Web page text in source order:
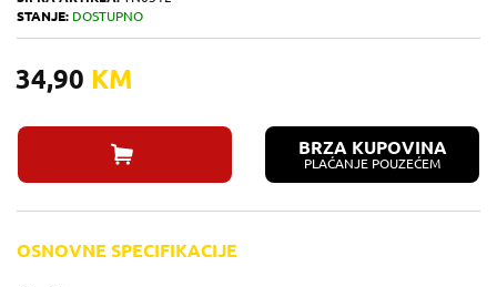
STANJE: DOSTUPNO
34,90 KM
BRZA KUPOVINA
PLAĆANJE POUZEĆEM
OSNOVNE SPECIFIKACIJE